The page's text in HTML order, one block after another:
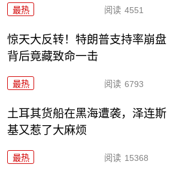
最热 阅读 4551
惊天大反转！特朗普支持率崩盘
背后竟藏致命一击
最热 阅读 6793
土耳其货船在黑海遭袭，泽连斯
基又惹了大麻烦
最热 阅读 15368